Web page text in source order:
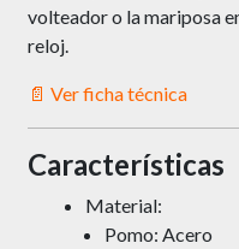
volteador o la mariposa
reloj.
📄 Ver ficha técnica
Características
Material:
Pomo: Acero